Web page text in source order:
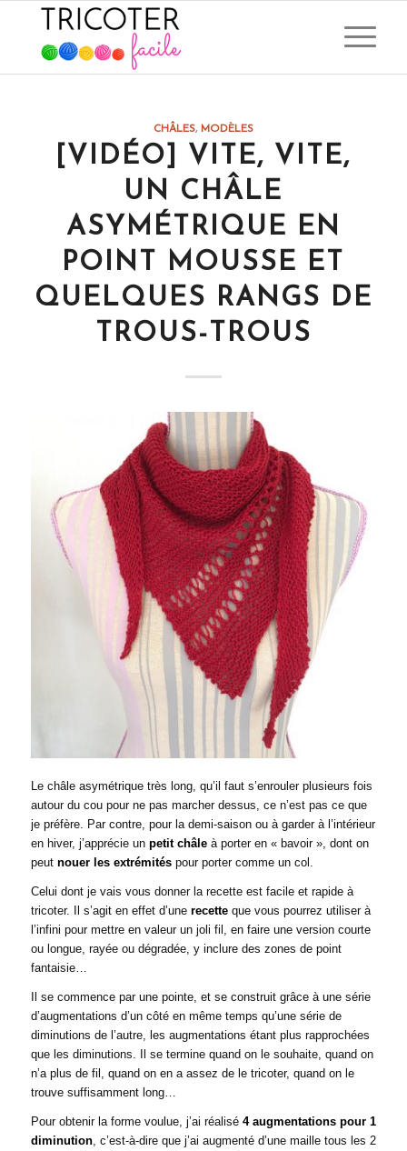
CHÂLES, MODÈLES
[VIDÉO] VITE, VITE,
UN CHÂLE
ASYMÉTRIQUE EN
POINT MOUSSE ET
QUELQUES RANGS DE
TROUS-TROUS
Le châle asymétrique très long, qu’il faut s’enrouler plusieurs fois
autour du cou pour ne pas marcher dessus, ce n’est pas ce que
je préfère. Par contre, pour la demi-saison ou à garder à l’intérieur
en hiver, j’apprécie un petit châleà porter en « bavoir », dont on
peut nouer les extrémitéspour porter comme un col.
Celui dont je vais vous donner la recette est facile et rapide à
tricoter. Il s’agit en effet d’unerecetteque vous pourrez utiliser à
l’infini pour mettre en valeur un joli fil, en faire une version courte
ou longue, rayée ou dégradée, y inclure des zones de point
fantaisie…
Il se commence par une pointe, et se construit grâce à une série
d’augmentations d’un côté en même temps qu’une série de
diminutions de l’autre, les augmentations étant plus rapprochées
que les diminutions. Il se termine quand on le souhaite, quand on
n’a plus de fil, quand on en a assez de le tricoter, quand on le
trouve suffisamment long…
Pour obtenir la forme voulue, j’ai réalisé 4 augmentations pour 1
diminution, c’est-à-dire que j’ai augmenté d’une maille tous les 2